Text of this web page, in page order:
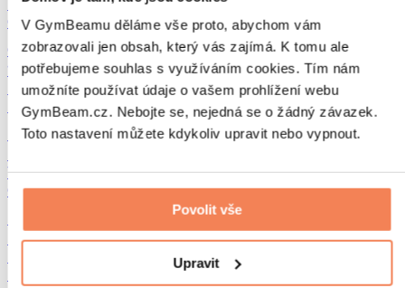
V GymBeamu děláme vše proto, abychom vám
zobrazovali jen obsah, který vás zajímá. K tomu ale
potřebujeme souhlas s využíváním cookies. Tím nám
umožníte používat údaje o vašem prohlížení webu
GymBeam.cz. Nebojte se, nejedná se o žádný závazek.
Toto nastavení můžete kdykoliv upravit nebo vypnout.
Povolit vše
Upravit
Luštěniny
Ostatní fitness jídlo
Ořechová másla
100% ořechová másla
Sladká ořechová másla
Proteinová ořechová másla
Superpotraviny
Vláknina
Ostatní superpotraviny
Proteinové tyčinky